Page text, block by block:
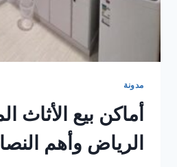
مدونة
أماكن بيع الأثاث
الرياض وأهم